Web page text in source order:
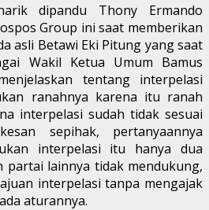
dipandu Thony Ermando
Group ini saat memberikan
asli Betawi Eki Pitung yang saat
Wakil Ketua Umum Bamus
tentang interpelasi
ranahnya karena itu ranah
interpelasi sudah tidak sesuai
sepihak, pertanyaannya
interpelasi itu hanya dua
partai lainnya tidak mendukung,
interpelasi tanpa mengajak
aturannya.